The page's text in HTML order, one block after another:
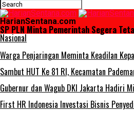
HarianSentana.com
SP PLN Minta Pemerintah Segera
Nasional
Warga Penjaringan Meminta Keadilan
Sambut HUT Ke 81 RI, Kecamatan
Gubernur dan Wagub DKI Jakarta Hadiri
First HR Indonesia Investasi Bisnis